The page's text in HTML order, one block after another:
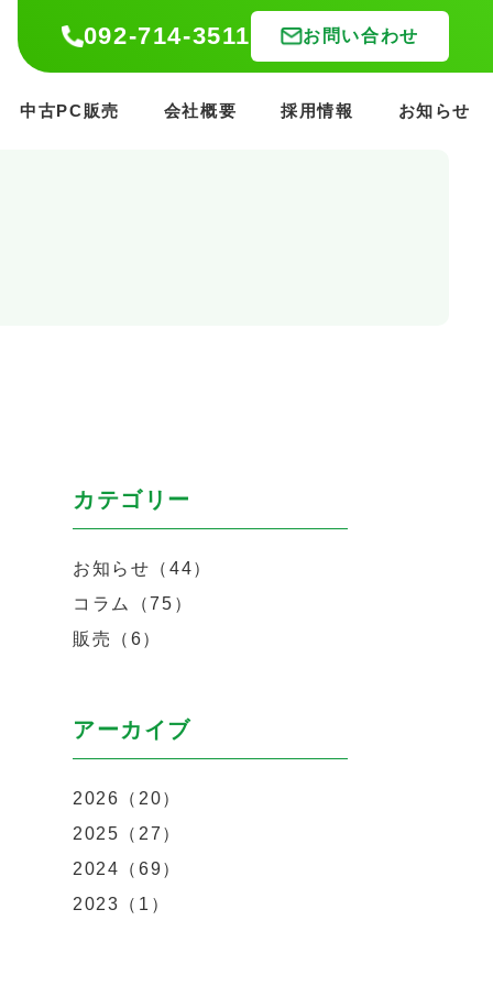
092-714-3511 お問い合わせ
中古PC販売 会社概要 採用情報 お知らせ
カテゴリー
お知らせ（44）
コラム（75）
販売（6）
アーカイブ
2026（20）
2025（27）
2024（69）
2023（1）
092-714-3511 お問い合わせ
中古PC販売 会社概要 採用情報 お知らせ